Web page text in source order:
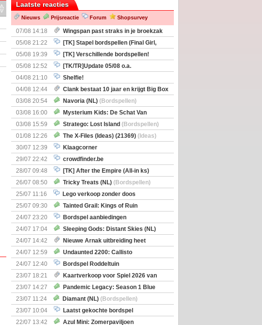
Laatste reacties
Nieuws Prijsreactie Forum Shopsurvey
07/08 14:18
Wingspan past straks in je broekzak
05/08 21:22
[TK] Stapel bordspellen (Final Girl,
Nemesis Retaliation, Zombicide Invader)
05/08 19:39
[TK] Verschillende bordspellen!
05/08 12:52
[TK/TR]Update 05/08 o.a.
Prijsverlagingen, Imperium Horizons, 20 Strong
04/08 21:10
Shelfie!
04/08 12:44
Clank bestaat 10 jaar en krijgt Big Box
+ nieuwe uitbreiding
03/08 20:54 Navoria (NL) (Bordspellen)
03/08 16:00
Mysterium Kids: De Schat Van
Kapitein Boe
(Bordspellen)
03/08 15:59 Stratego: Lost Island (Bordspellen)
01/08 12:26
The X-Files (Ideas) (21369) (Ideas)
30/07 12:39
Klaagcorner
29/07 22:42
crowdfinder.be
28/07 09:48
[TK] After the Empire (All-in ks)
26/07 08:50
Tricky Treats (NL) (Bordspellen)
25/07 11:16
Lego verkoop zonder doos
25/07 09:30
Tainted Grail: Kings of Ruin
Uitbreiding: Wyrd Encounters(Bordspellen)
24/07 23:20
Bordspel aanbiedingen
24/07 17:04
Sleeping Gods: Distant Skies (NL)
(Bordspellen)
24/07 14:42
Nieuwe Arnak uitbreiding heet
Surprise Shipments
24/07 12:59
Undaunted 2200: Callisto
(Bordspellen)
24/07 12:40
Bordspel Roddeltuin
23/07 18:21
Kaartverkoop voor Spiel 2026 van
start
23/07 14:27
Pandemic Legacy: Season 1 Blue
(Bordspellen)
23/07 11:24 Diamant (NL) (Bordspellen)
23/07 10:04
Laatst gekochte bordspel
22/07 13:42
Azul Mini: Zomerpaviljoen